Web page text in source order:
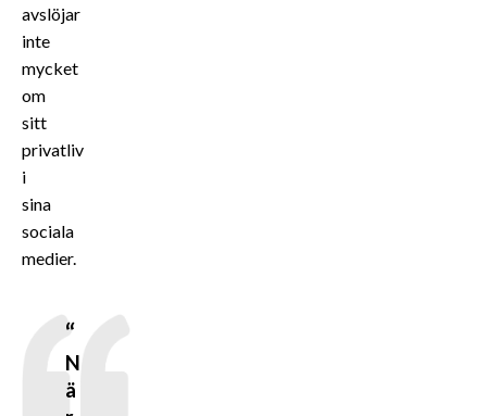
avslöjar
inte
mycket
om
sitt
privatliv
i
sina
sociala
medier.
N
ä